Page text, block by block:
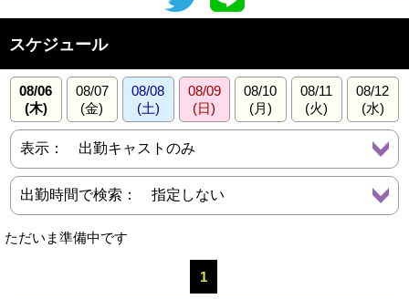
スケジュール
08/06
(木)
08/07
(金)
08/08
(土)
08/09
(日)
08/10
(月)
08/11
(火)
08/12
(水)
ただいま準備中です
1